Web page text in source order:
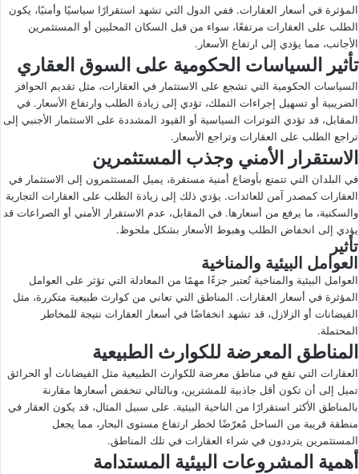
المؤثرة في أسعار العقارات. ففي الدول التي تشهد استقرارًا سياسيًا وأمنيًا، يكون
الطلب على العقارات مرتفعًا، سواء من قبل السكان المحليين أو المستثمرين
الأجانب، مما يؤدي إلى ارتفاع الأسعار.
تأثير السياسات الحكومية على السوق العقاري
السياسات الحكومية التي تشجع على الاستثمار في العقارات، مثل تقديم الحوافز
الضريبية أو تسهيل إجراءات التملك، تؤدي إلى زيادة الطلب وارتفاع الأسعار. في
المقابل، قد تؤدي التوترات السياسية أو القيود المشددة على الاستثمار الأجنبي إلى
تراجع الطلب على العقارات وتراجع الأسعار.
الاستقرار الأمني وجذب المستثمرين
في البلدان التي تتمتع بأوضاع أمنية مستقرة، يميل المستثمرون إلى الاستثمار في
العقارات كمصدر آمن للعائدات. يؤدي ذلك إلى زيادة الطلب على العقارات التجارية
والسكنية، ما يرفع من أسعارها. في المقابل، عدم الاستقرار الأمني أو الصراعات قد
يؤدي إلى انخفاض الطلب وهبوط الأسعار بشكل ملحوظ.
تأثير
العوامل البيئية والمناخية
العوامل البيئية والمناخية تُعتبر جزءًا مهمًا من المعادلة التي تؤثر على العوامل
المؤثرة في أسعار العقارات. المناطق التي تعاني من كوارث طبيعية متكررة، مثل
الفيضانات أو الزلازل، قد تشهد انخفاضًا في أسعار العقارات نتيجة للمخاطر
المحتملة.
المناطق المعرضة للكوارث الطبيعية
العقارات التي تقع في مناطق معرضة للكوارث الطبيعية مثل الفيضانات أو الحرائق
تميل إلى أن تكون أقل جاذبية للمشترين، وبالتالي تنخفض أسعارها مقارنة
بالمناطق الأكثر استقرارًا من الناحية البيئية. على سبيل المثال، قد يكون العقار في
منطقة قريبة من الساحل مُعرّضًا لخطر ارتفاع مستوى البحار، مما يجعل
المستثمرين يترددون في شراء العقارات في تلك المناطق.
أهمية المشروعات البيئية المستدامة